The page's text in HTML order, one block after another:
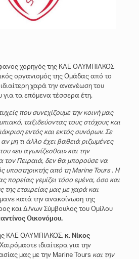
χορηγός της ΚΑΕ ΟΛΥΜΠΙΑΚΟΣ
οργανισμός της Ομάδας από το
χαρά την ανανέωση του
για τα επόμενα τέσσερα έτη.
που συνεχίζουμε την κοινή μας
ταξιδεύοντας τους στόχους και
εντός και εκτός συνόρων. Σε
μη τι άλλο έχει βαθειά ριζωμένες
«ευ αγωνίζεσθαι» και την
τον Πειραιά, δεν θα μπορούσε να
υποστηρικτής από τη Marine Tours . Η
πορείας γεμίζει τόσο εμένα, όσο και
εταιρείας μας με χαρά και
κατά την ανακοίνωση της
και Δ/νων Σύμβουλος του Ομίλου
Οικονόμου.
ΚΑΕ ΟΛΥΜΠΙΑΚΟΣ, κ. Νίκος
ιδιαίτερα για την
μας με την Marine Tours και την